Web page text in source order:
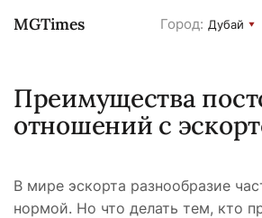
MGTimes Город: Дубай
Преимущества
отношений с
В мире эскорта разнообразие
нормой. Но что делать тем, кто